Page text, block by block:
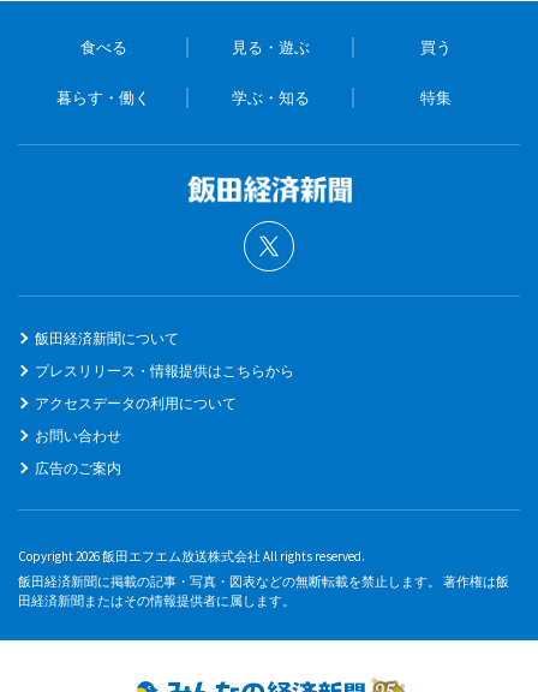
食べる 見る・遊ぶ 買う
暮らす・働く 学ぶ・知る 特集
飯田経済新聞について
プレスリリース・情報提供はこちらから
アクセスデータの利用について
お問い合わせ
広告のご案内
Copyright 2026 飯田エフエム放送株式会社 All rights reserved.
飯田経済新聞に掲載の記事・写真・図表などの無断転載を禁止します。 著作権は飯
田経済新聞またはその情報提供者に属します。